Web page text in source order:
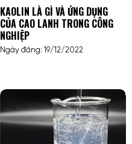
KAOLIN LÀ GÌ VÀ ỨNG DỤNG
CỦA CAO LANH TRONG CÔNG
NGHIỆP
Ngày đăng: 19/12/2022